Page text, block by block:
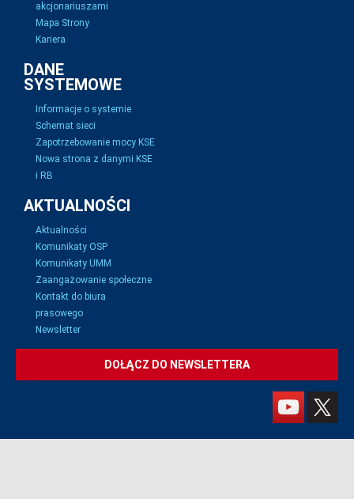
akcjonariuszami
Mapa Strony
Kariera
DANE
SYSTEMOWE
Informacje o systemie
Schemat sieci
Zapotrzebowanie mocy KSE
Nowa strona z danymi KSE
i RB
AKTUALNOŚCI
Aktualności
Komunikaty OSP
Komunikaty UMM
Zaangażowanie społeczne
Kontakt do biura
prasowego
Newsletter
DOŁĄCZ DO NEWSLETTERA